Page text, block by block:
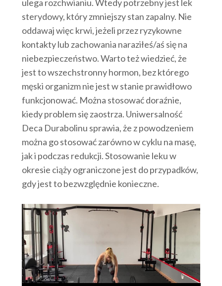
ulega rozchwianiu. Wtedy potrzebny jest lek
sterydowy, który zmniejszy stan zapalny. Nie
oddawaj więc krwi, jeżeli przez ryzykowne
kontakty lub zachowania naraziłeś/aś się na
niebezpieczeństwo. Warto też wiedzieć, że
jest to wszechstronny hormon, bez którego
męski organizm nie jest w stanie prawidłowo
funkcjonować. Można stosować doraźnie,
kiedy problem się zaostrza. Uniwersalność
Deca Durabolinu sprawia, że z powodzeniem
można go stosować zarówno w cyklu na masę,
jak i podczas redukcji. Stosowanie leku w
okresie ciąży ograniczone jest do przypadków,
gdy jest to bezwzględnie konieczne.